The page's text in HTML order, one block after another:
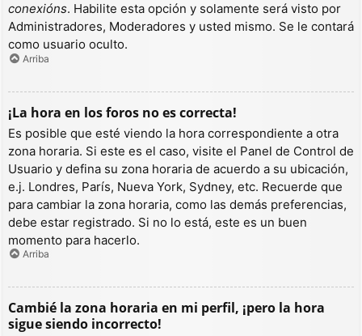
conexións. Habilite esta opción y solamente será visto por
Administradores, Moderadores y usted mismo. Se le contará
como usuario oculto.
Arriba
¡La hora en los foros no es correcta!
Es posible que esté viendo la hora correspondiente a otra
zona horaria. Si este es el caso, visite el Panel de Control de
Usuario y defina su zona horaria de acuerdo a su ubicación,
e.j. Londres, París, Nueva York, Sydney, etc. Recuerde que
para cambiar la zona horaria, como las demás preferencias,
debe estar registrado. Si no lo está, este es un buen
momento para hacerlo.
Arriba
Cambié la zona horaria en mi perfil, ¡pero la hora
sigue siendo incorrecto!